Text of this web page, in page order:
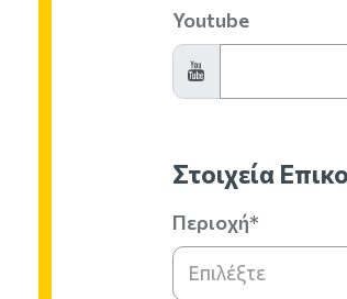
Youtube
Στοιχεία
Περιοχή*
Επιλέξτε